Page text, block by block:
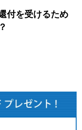
付を受けるため